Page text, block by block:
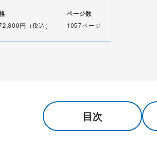
円（税込）
ページ数
1057ページ
目次